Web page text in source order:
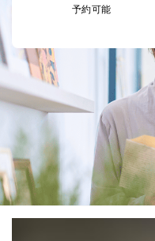
商品を購入された
名、会社住所、電
採用に応募された
お取引先様：会社
株主様：氏名、住
C.代理人様による開
開示等のご請求をす
合は、前項の書類に加
い。
委任状
ご本人様が委任状
録証明書を添付し
代理人様が親権者
予約可能